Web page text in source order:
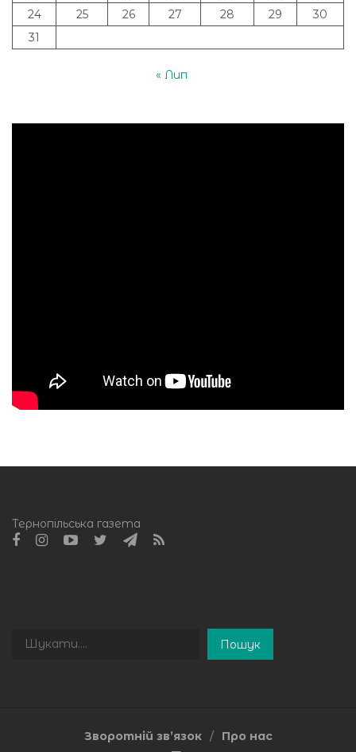
24
25 26 27 28 29
30
31
« Лип
Тернопільська газета
Пошук
Пошук
Зворотній зв’язок Про нас